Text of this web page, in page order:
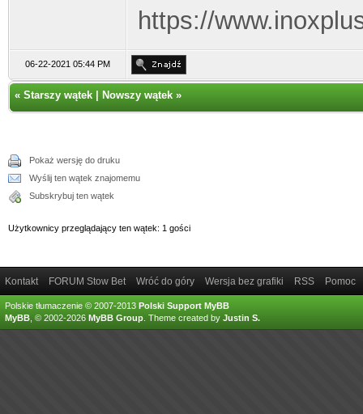
https://
06-22-2021 05:44 PM
« Starszy wątek | Nowszy wątek »
Pokaż wersję do druku
Wyślij ten wątek znajomemu
Subskrybuj ten wątek
Użytkownicy przeglądający ten wątek: 1 gości
Kontakt FORUM Stow Bet Wróć do góry Wersja bez grafiki RSS Pomoc
Polskie tłumaczenie © 2007-2013 Polski Support MyBB
MyBB , © 2002-2026 MyBB Group Theme created by Justin S.